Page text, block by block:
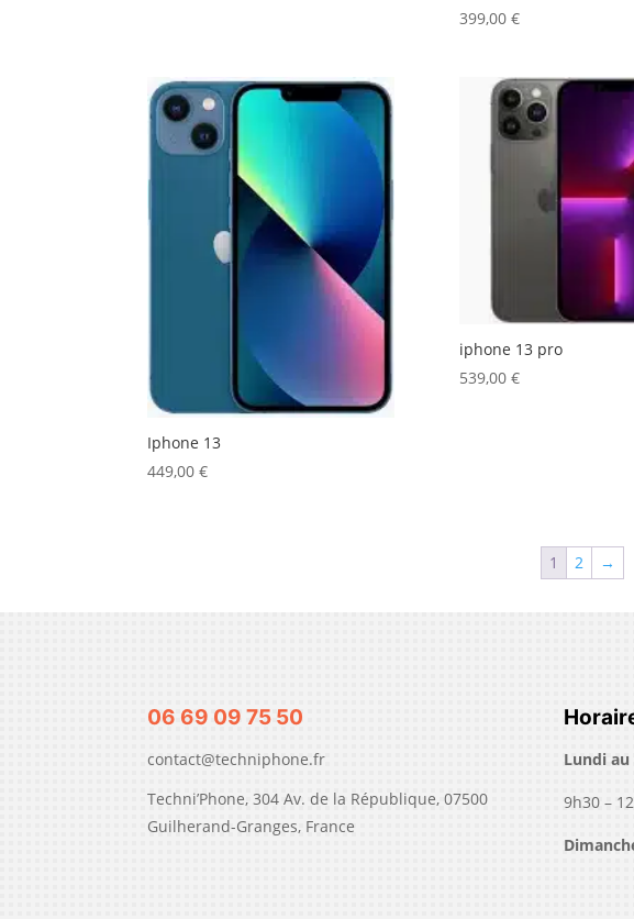
399,00 €
Iphone 13
449,00€
iphone 13 pro
539,00 €
1 2 →
06 69 09 75 50
contact@techniphone.fr
Techni’Phone, 304 Av. de la République, 07500
Guilherand-Granges, France
Lundi au
9h30 –